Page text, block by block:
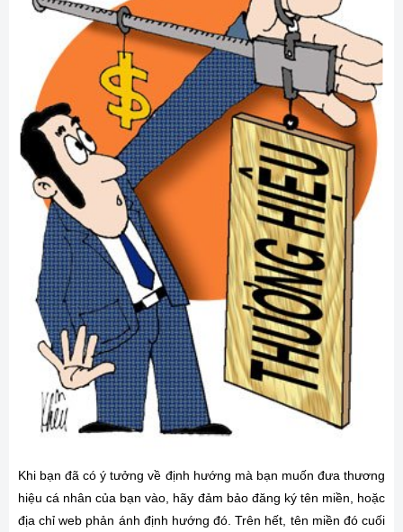
Khi bạn đã có ý tưởng về định hướng mà bạn muốn đưa thương
hiệu cá nhân của bạn vào, hãy đảm bảo đăng ký tên miền, hoặc
địa chỉ web phản ánh định hướng đó. Trên hết, tên miền đó cuối